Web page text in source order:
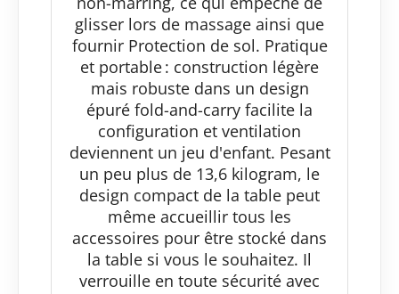
glisser lors de massage ainsi que
fournir Protection de sol. Pratique
et portable : construction légère
mais robuste dans un design
épuré fold-and-carry facilite la
configuration et ventilation
deviennent un jeu d'enfant. Pesant
un peu plus de 13,6 kilogram, le
design compact de la table peut
même accueillir tous les
accessoires pour être stocké dans
la table si vous le souhaitez. Il
verrouille en toute sécurité avec